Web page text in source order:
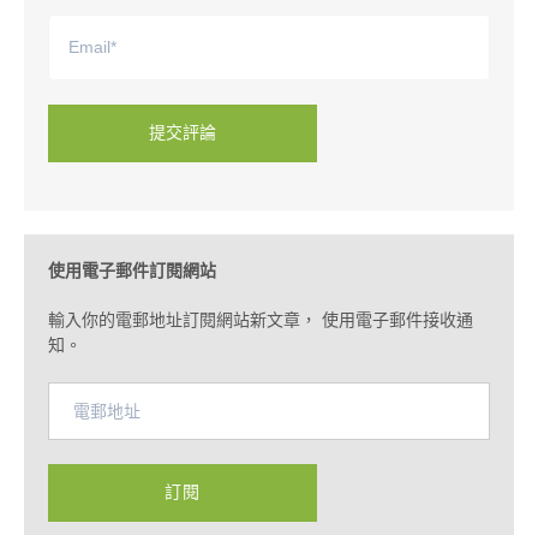
提交評論
使用電子郵件訂閱網站
輸入你的電郵地址訂閱網站新文章， 使用電子郵件接收通
知。
訂閱